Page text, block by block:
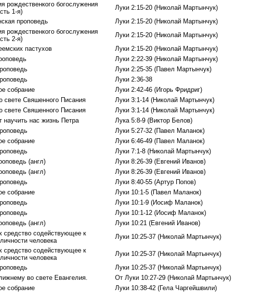
рождественкого богослужения
1-я)
Луки 2:15-20 (Николай Мартынчук)
проповедь
Луки 2:15-20 (Николай Мартынчук)
рождественкого богослужения
2-я)
Луки 2:15-20 (Николай Мартынчук)
пастухов
Луки 2:15-20 (Николай Мартынчук)
Луки 2:22-39 (Николай Мартынчук)
Луки 2:25-35 (Павел Мартынчук)
Луки 2:36-38
собрание
Луки 2:42-46 (Игорь Фридриг)
свете Свяшенного Писания
Луки 3:1-14 (Николай Мартынчук)
свете Свяшенного Писания
Луки 3:1-14 (Николай Мартынчук)
научить нас жизнь Петра
Лука 5:8-9 (Виктор Белов)
Луки 5:27-32 (Павел Маланок)
собрание
Луки 6:46-49 (Павел Маланок)
Луки 7:1-8 (Николай Мартынчук)
(англ)
Луки 8:26-39 (Евгений Иванов)
(англ)
Луки 8:26-39 (Евгений Иванов)
Луки 8:40-55 (Артур Попов)
собрание
Луки 10:1-5 (Павел Маланок)
Луки 10:1-9 (Иосиф Маланок)
Луки 10:1-12 (Иосиф Маланок)
(англ)
Луки 10:21 (Евгений Иванов)
средство содействующее к
человека
Луки 10:25-37 (Николай Мартынчук)
средство содействующее к
человека
Луки 10:25-37 (Николай Мартынчук)
Луки 10:25-37 (Николай Мартынчук)
во свете Евангелия.
От Луки 10:27-29 (Николай Мартынчук)
собрание
Луки 10:38-42 (Гела Чаргейшвили)